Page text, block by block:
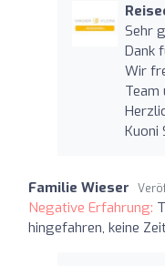
Sehr
Dank
Wir
Team
Kuoni
Familie Wieser
Negative Erfahrung:
hingefahren, keine